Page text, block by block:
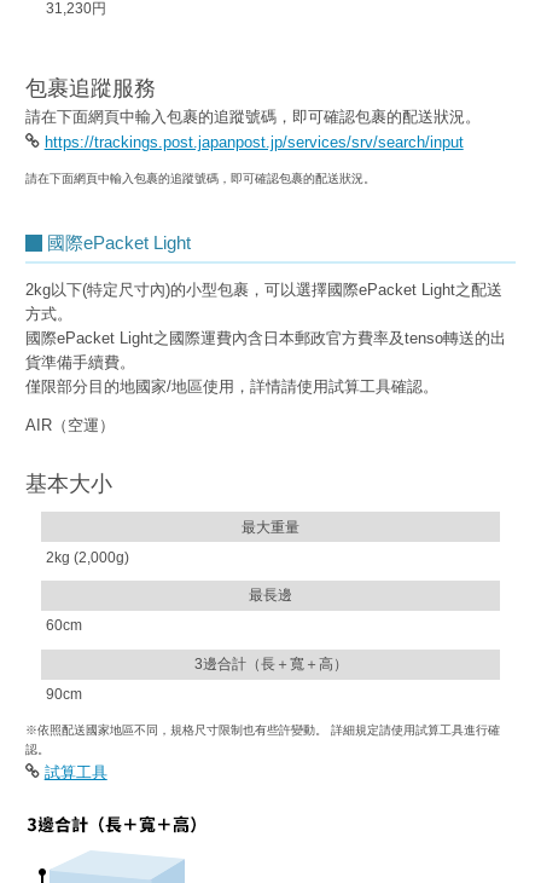
31,230円
包裹追蹤服務
請在下面網頁中輸入包裹的追蹤號碼，即可確認包裹的配送狀況。
https://trackings.post.japanpost.jp/services/srv/search/input
請在下面網頁中輸入包裹的追蹤號碼，即可確認包裹的配送狀況。
國際ePacket Light
2kg以下(特定尺寸內)的小型包裹，可以選擇國際ePacket Light之配送
方式。
國際ePacket Light之國際運費內含日本郵政官方費率及tenso轉送的出
貨準備手續費。
僅限部分目的地國家/地區使用，詳情請使用試算工具確認。
AIR（空運）
基本大小
最大重量
2kg (2,000g)
最長邊
60cm
3邊合計（長＋寬＋高）
90cm
※依照配送國家地區不同，規格尺寸限制也有些許變動。 詳細規定請使用試算工具進行確
認。
試算工具